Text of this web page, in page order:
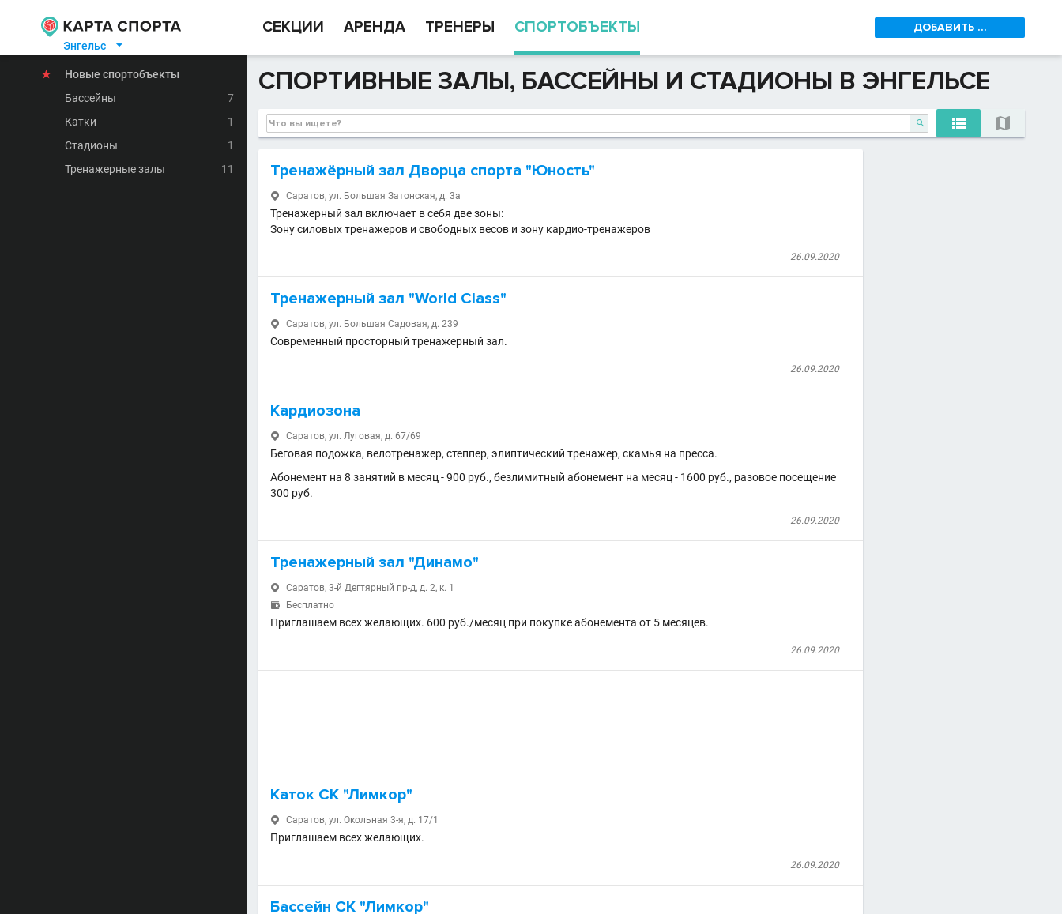
Энгельс 
СЕКЦИИ АРЕНДА ТРЕНЕРЫ СПОРТОБЪЕКТЫ ДОБАВИТЬ ...
★
Новые спортобъекты
Бассейны
7
Катки
1
Стадионы
1
Тренажерные залы
11
СПОРТИВНЫЕ ЗАЛЫ, БАССЕЙНЫ И СТАДИОНЫ В ЭНГЕЛЬСЕ
  
Тренажёрный зал Дворца спорта "Юность"
 Саратов, ул. Большая Затонская, д. 3а
Тренажерный зал включает в себя две зоны:
Зону силовых тренажеров и свободных весов и зону кардио-тренажеров
26.09.2020
Тренажерный зал "World Class"
 Саратов, ул. Большая Садовая, д. 239
Современный просторный тренажерный зал.
26.09.2020
Кардиозона
 Саратов, ул. Луговая, д. 67/69
Беговая подожка, велотренажер, степпер, элиптический тренажер, скамья на пресса.
Абонемент на 8 занятий в месяц - 900 руб., безлимитный абонемент на месяц - 1600 руб., разовое посещение
300 руб.
26.09.2020
Тренажерный зал "Динамо"
 Саратов, 3-й Дегтярный пр-д, д. 2, к. 1
 Бесплатно
Приглашаем всех желающих. 600 руб./месяц при покупке абонемента от 5 месяцев.
26.09.2020
Каток СК "Лимкор"
 Саратов, ул. Окольная 3-я, д. 17/1
Приглашаем всех желающих.
26.09.2020
Бассейн СК "Лимкор"